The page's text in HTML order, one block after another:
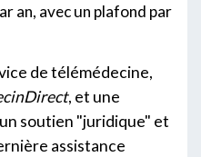
an, avec un plafond par
de télémédecine,
, et une
soutien "juridique" et
assistance